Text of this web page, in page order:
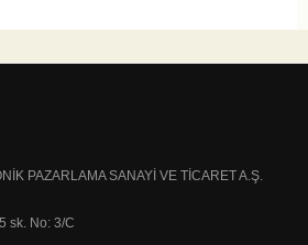
PAZARLAMA SANAYİ VE TİCARET A.Ş.
sk. No: 3/C